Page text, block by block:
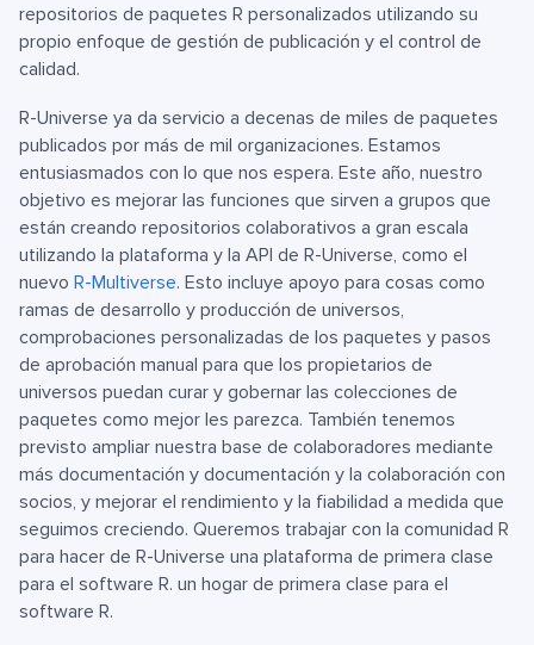
repositorios de paquetes R personalizados utilizando su
propio enfoque de gestión de publicación y el control de
calidad.
R-Universe ya da servicio a decenas de miles de paquetes
publicados por más de mil organizaciones. Estamos
entusiasmados con lo que nos espera. Este año, nuestro
objetivo es mejorar las funciones que sirven a grupos que
están creando repositorios colaborativos a gran escala
utilizando la plataforma y la API de R-Universe, como el
nuevo R-Multiverse. Esto incluye apoyo para cosas como
ramas de desarrollo y producción de universos,
comprobaciones personalizadas de los paquetes y pasos
de aprobación manual para que los propietarios de
universos puedan curar y gobernar las colecciones de
paquetes como mejor les parezca. También tenemos
previsto ampliar nuestra base de colaboradores mediante
más documentación y documentación y la colaboración con
socios, y mejorar el rendimiento y la fiabilidad a medida que
seguimos creciendo. Queremos trabajar con la comunidad R
para hacer de R-Universe una plataforma de primera clase
para el software R. un hogar de primera clase para el
software R.